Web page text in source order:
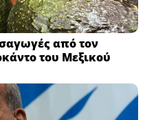
από τον
του Μεξικού